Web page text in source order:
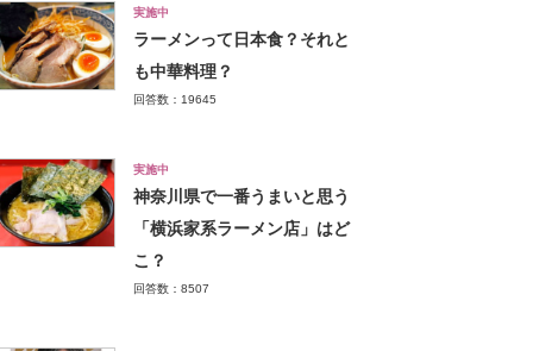
実施中
ラーメンって日本食？それと
も中華料理？
回答数：19645
実施中
神奈川県で一番うまいと思う
「横浜家系ラーメン店」はど
こ？
回答数：8507